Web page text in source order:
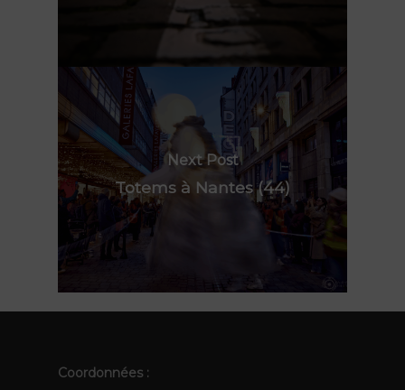
Next Post
Totems à Nantes (44)
Coordonnées :
Polynie
Actualités
Contact
FR
EN